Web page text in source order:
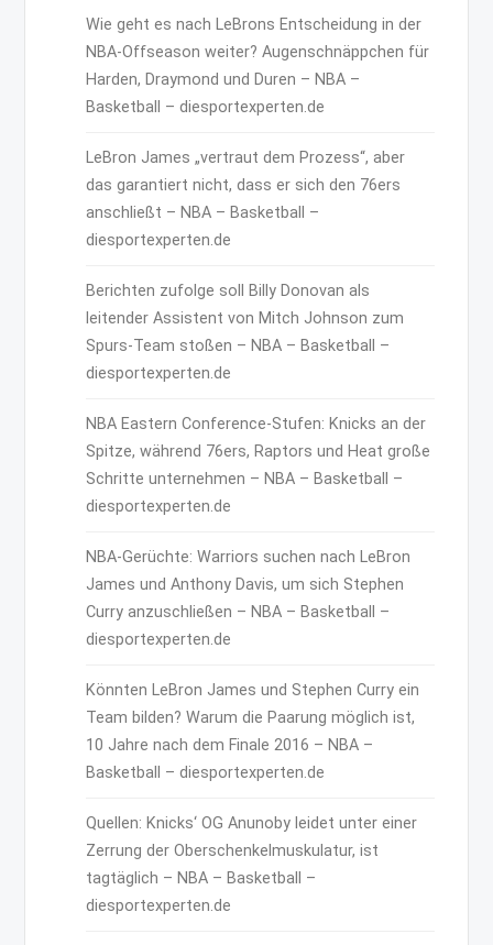
Wie geht es nach LeBrons Entscheidung in der
NBA-Offseason weiter? Augenschnäppchen für
Harden, Draymond und Duren – NBA –
Basketball – diesportexperten.de
LeBron James „vertraut dem Prozess“, aber
das garantiert nicht, dass er sich den 76ers
anschließt – NBA – Basketball –
diesportexperten.de
Berichten zufolge soll Billy Donovan als
leitender Assistent von Mitch Johnson zum
Spurs-Team stoßen – NBA – Basketball –
diesportexperten.de
NBA Eastern Conference-Stufen: Knicks an der
Spitze, während 76ers, Raptors und Heat große
Schritte unternehmen – NBA – Basketball –
diesportexperten.de
NBA-Gerüchte: Warriors suchen nach LeBron
James und Anthony Davis, um sich Stephen
Curry anzuschließen – NBA – Basketball –
diesportexperten.de
Könnten LeBron James und Stephen Curry ein
Team bilden? Warum die Paarung möglich ist,
10 Jahre nach dem Finale 2016 – NBA –
Basketball – diesportexperten.de
Quellen: Knicks‘ OG Anunoby leidet unter einer
Zerrung der Oberschenkelmuskulatur, ist
tagtäglich – NBA – Basketball –
diesportexperten.de